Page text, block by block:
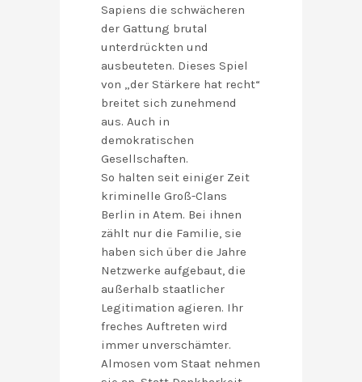
Sapiens die schwächeren
der Gattung brutal
unterdrückten und
ausbeuteten. Dieses Spiel
von „der Stärkere hat recht“
breitet sich zunehmend
aus. Auch in
demokratischen
Gesellschaften.
So halten seit einiger Zeit
kriminelle Groß-Clans
Berlin in Atem. Bei ihnen
zählt nur die Familie, sie
haben sich über die Jahre
Netzwerke aufgebaut, die
außerhalb staatlicher
Legitimation agieren. Ihr
freches Auftreten wird
immer unverschämter.
Almosen vom Staat nehmen